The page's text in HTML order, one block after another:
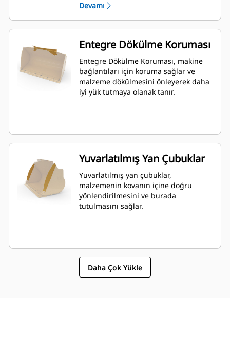
standart koparma kuvvetleri ve
aşınma koşulları için tasarlanmıştır.
Geri sürükleme ve tesviye
uygulamaları için idealdir. Performans
Serisi kovalar için dolum faktörü,
belirtilen kapasitenin %115 kadar
üstüne çıkabilir.
Devamı
Entegre Dökülme Koruması
Entegre Dökülme Koruması, makine
bağlantıları için koruma sağlar ve
malzeme dökülmesini önleyerek daha
iyi yük tutmaya olanak tanır.
Yuvarlatılmış Yan Çubuklar
Yuvarlatılmış yan çubuklar,
malzemenin kovanın içine doğru
yönlendirilmesini ve burada
tutulmasını sağlar.
Daha Çok Yükle